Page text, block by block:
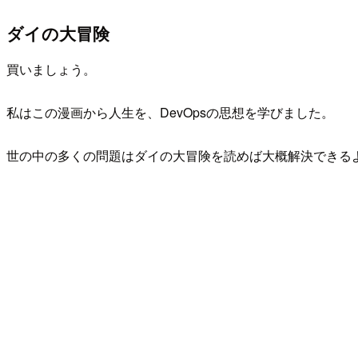
ダイの大冒険
買いましょう。
私はこの漫画から人生を、DevOpsの思想を学びました。
世の中の多くの問題はダイの大冒険を読めば大概解決できる